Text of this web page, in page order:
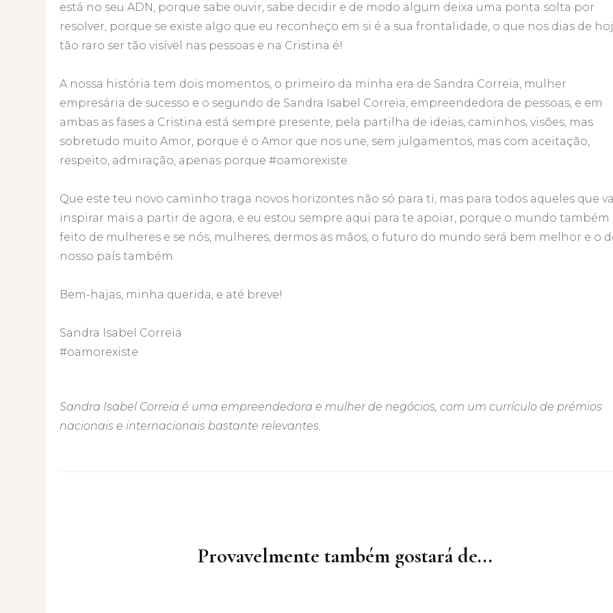
está no seu ADN, porque sabe ouvir, sabe decidir e de modo algum deixa uma ponta solta por
resolver, porque se existe algo que eu reconheço em si é a sua frontalidade, o que nos dias de
tão raro ser tão visível nas pessoas e na Cristina é!
A nossa história tem dois momentos, o primeiro da minha era de Sandra Correia, mulher
empresária de sucesso e o segundo de Sandra Isabel Correia, empreendedora de pessoas, e em
ambas as fases a Cristina está sempre presente, pela partilha de ideias, caminhos, visões, mas
sobretudo muito Amor, porque é o Amor que nos une, sem julgamentos, mas com aceitação,
respeito, admiração, apenas porque #oamorexiste.
Que este teu novo caminho traga novos horizontes não só para ti, mas para todos aqueles que
inspirar mais a partir de agora, e eu estou sempre aqui para te apoiar, porque o mundo também
feito de mulheres e se nós, mulheres, dermos as mãos, o futuro do mundo será bem melhor e o
nosso país também.
Bem-hajas, minha querida, e até breve!
Sandra Isabel Correia
#oamorexiste
Sandra Isabel Correia é uma empreendedora e mulher de negócios, com um currículo de prémios
nacionais e internacionais bastante relevantes.
Provavelmente também gostará de...